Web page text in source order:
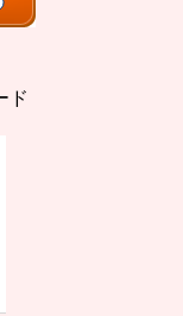
ド